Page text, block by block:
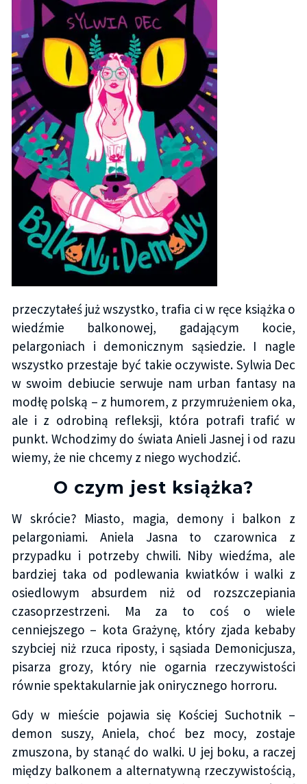
przeczytałeś już wszystko, trafia ci w ręce książka o
wiedźmie balkonowej, gadającym kocie,
pelargoniach i demonicznym sąsiedzie. I nagle
wszystko przestaje być takie oczywiste. Sylwia Dec
w swoim debiucie serwuje nam urban fantasy na
modłę polską – z humorem, z przymrużeniem oka,
ale i z odrobiną refleksji, która potrafi trafić w
punkt. Wchodzimy do świata Anieli Jasnej i od razu
wiemy, że nie chcemy z niego wychodzić.
O czym jest książka?
W skrócie? Miasto, magia, demony i balkon z
pelargoniami. Aniela Jasna to czarownica z
przypadku i potrzeby chwili. Niby wiedźma, ale
bardziej taka od podlewania kwiatków i walki z
osiedlowym absurdem niż od rozszczepiania
czasoprzestrzeni. Ma za to coś o wiele
cenniejszego – kota Grażynę, który zjada kebaby
szybciej niż rzuca riposty, i sąsiada Demonicjusza,
pisarza grozy, który nie ogarnia rzeczywistości
równie spektakularnie jak onirycznego horroru.
Gdy w mieście pojawia się Kościej Suchotnik –
demon suszy, Aniela, choć bez mocy, zostaje
zmuszona, by stanąć do walki. U jej boku, a raczej
między balkonem a alternatywną rzeczywistością,